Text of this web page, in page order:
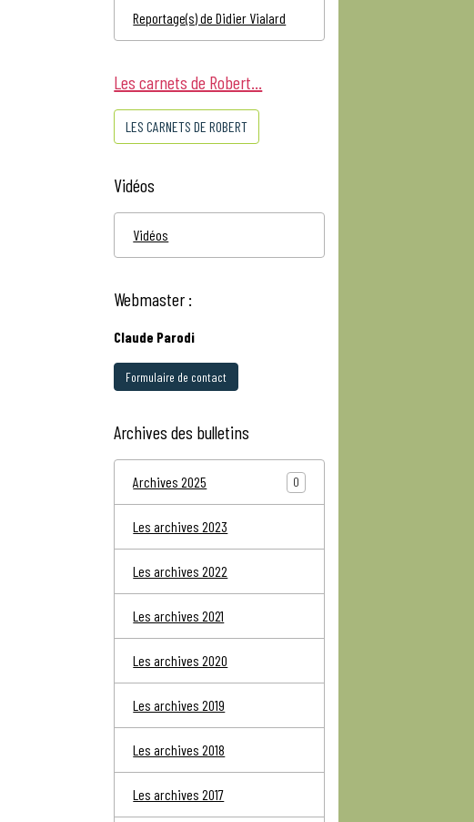
Reportage(s) de Didier Vialard
Les carnets de Robert...
LES CARNETS DE ROBERT
Vidéos
Vidéos
Webmaster :
Claude Parodi
Formulaire de contact
Archives des bulletins
Archives 2025 0
Les archives 2023
Les archives 2022
Les archives 2021
Les archives 2020
Les archives 2019
Les archives 2018
Les archives 2017